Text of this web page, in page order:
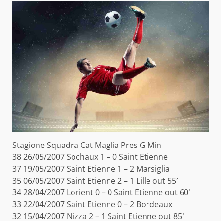
Stagione Squadra Cat Maglia Pres G Min
38 26/05/2007 Sochaux 1 – 0 Saint Etienne
37 19/05/2007 Saint Etienne 1 – 2 Marsiglia
35 06/05/2007 Saint Etienne 2 – 1 Lille out 55′
34 28/04/2007 Lorient 0 – 0 Saint Etienne out 60′
33 22/04/2007 Saint Etienne 0 – 2 Bordeaux
32 15/04/2007 Nizza 2 – 1 Saint Etienne out 85′